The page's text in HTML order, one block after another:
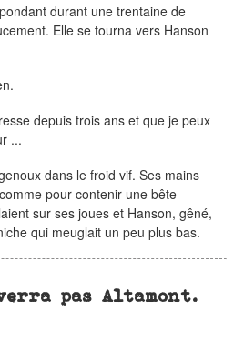
durant une trentaine de
Elle se tourna vers Hanson
depuis trois ans et que je peux
...
dans le froid vif. Ses mains
pour contenir une bête
sur ses joues et Hanson, gêné,
qui meuglait un peu plus bas.
pas Altamont.